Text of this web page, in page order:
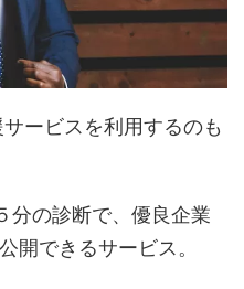
ービスを利用するのも
分の診断で、優良企業
開できるサービス。